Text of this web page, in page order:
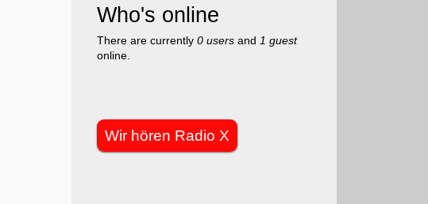
Who's online
There are currently 0 usersand 1 guest
online.
Wir hören Radio X